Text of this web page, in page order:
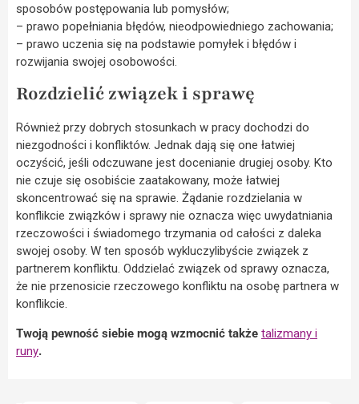
sposobów postępowania lub pomysłów;
– prawo popełniania błędów, nieodpowiedniego zachowania;
– prawo uczenia się na podstawie pomyłek i błędów i
rozwijania swojej osobowości.
Rozdzielić związek i sprawę
Również przy dobrych stosunkach w pracy dochodzi do
niezgodności i konfliktów. Jednak dają się one łatwiej
oczyścić, jeśli odczuwane jest docenianie drugiej osoby. Kto
nie czuje się osobiście zaatakowany, może łatwiej
skoncentrować się na sprawie. Żądanie rozdzielania w
konflikcie związków i sprawy nie oznacza więc uwydatniania
rzeczowości i świadomego trzymania od całości z daleka
swojej osoby. W ten sposób wykluczylibyście związek z
partnerem konfliktu. Oddzielać związek od sprawy oznacza,
że nie przenosicie rzeczowego konfliktu na osobę partnera w
konflikcie.
Twoją pewność siebie mogą wzmocnić także talizmany i
runy.